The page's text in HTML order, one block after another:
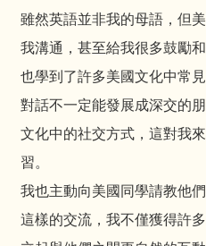
雖然英語並非我的母語，但
我溝通，甚至給我很多鼓勵
也學到了許多美國文化中常
對話不一定能發展成深交的
文化中的社交方式，這對我
習。
我也主動向美國同學請教他
這樣的交流，我不僅獲得許